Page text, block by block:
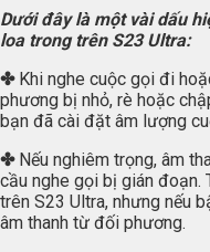
Dưới đây là một vài dấu
loa trong trên S23 Ultra:
✤Khi nghe cuộc gọi đi
phương bị nhỏ, rè hoặc
bạn đã cài đặt âm lượng
✤Nếu nghiêm trọng, âm
cầu nghe gọi bị gián đoạn.
trên S23 Ultra, nhưng nếu
âm thanh từ đối phương.